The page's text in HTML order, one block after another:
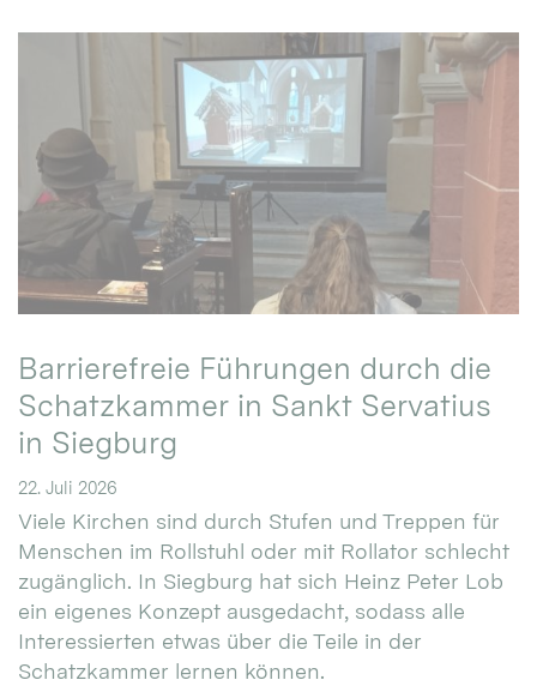
Barrierefreie Führungen durch die
Schatzkammer in Sankt Servatius
in Siegburg
22. Juli 2026
Viele Kirchen sind durch Stufen und Treppen für
Menschen im Rollstuhl oder mit Rollator schlecht
zugänglich. In Siegburg hat sich Heinz Peter Lob
ein eigenes Konzept ausgedacht, sodass alle
Interessierten etwas über die Teile in der
Schatzkammer lernen können.